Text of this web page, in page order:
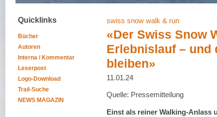
Quicklinks
Bücher
Autoren
Interna / Kommentar
Leserpost
Logo-Download
Trail-Suche
NEWS MAGAZIN
swiss snow walk & run
«Der Swiss Snow
Erlebnislauf – und
bleiben»
11.01.24
Quelle: Pressemitteilung
Einst als reiner Walking-Anlass